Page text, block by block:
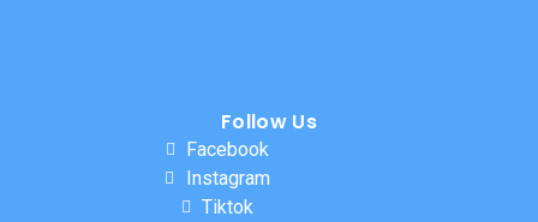
Follow Us
Facebook
Instagram
Tiktok